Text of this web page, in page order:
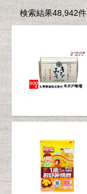
検索結果48,942件